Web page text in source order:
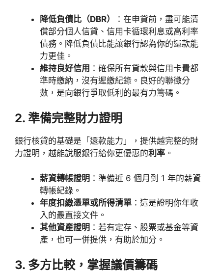
降低負債比（DBR）
：在申貸前，盡可能清
償部分個人信貸、信用卡循環利息或高利率
債務。降低負債比能讓銀行認為你的還款能
力更佳。
維持良好信用 ：確保所有貸款與信用卡費都
準時繳納，沒有遲繳紀錄。良好的聯徵分
數，是向銀行爭取低利的最有力籌碼。
2. 準備完整財力證明
銀行核貸的基礎是「還款能力」，提供越完整的財
力證明，越能說服銀行給你更優惠的利率 。
薪資轉帳證明 ：準備近 6 個月到 1 年的薪資
轉帳紀錄。
年度扣繳憑單或所得清單 ：這是證明你年收
入的最直接文件。
其他資產證明 ：若有定存、股票或基金等資
產，也可一併提供，有助於加分。
3. 多方比較，掌握議價籌碼